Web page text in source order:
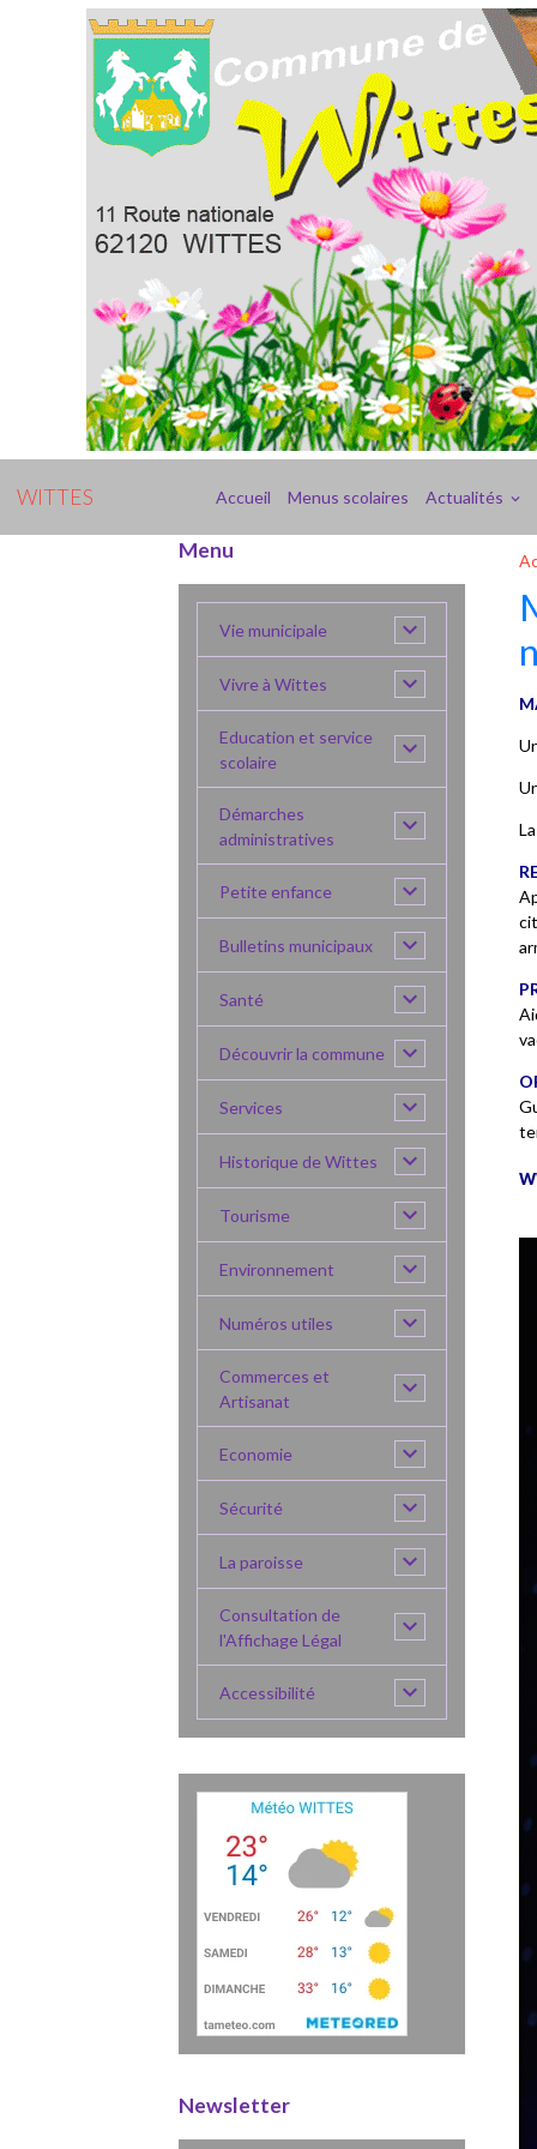
WITTES Accueil Menus scolaires Actualités
Menu
Vie municipale
Vivre à Wittes
Education et service
scolaire
Démarches
administratives
Petite enfance
Bulletins municipaux
Santé
Découvrir la commune
Services
Historique de Wittes
Tourisme
Environnement
Numéros utiles
Commerces et
Artisanat
Economie
Sécurité
La paroisse
Consultation de
l'Affichage Légal
Accessibilité
Newsletter